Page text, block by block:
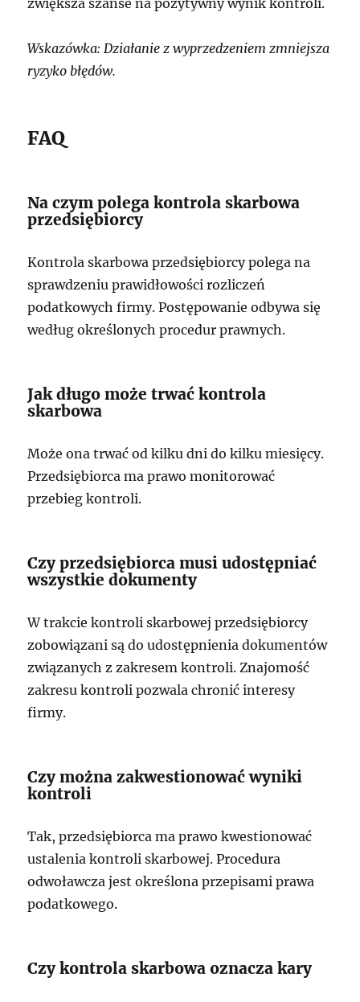
zwiększa szanse na pozytywny wynik kontroli.
Wskazówka: Działanie z wyprzedzeniem zmniejsza
ryzyko błędów.
FAQ
Na czym polega kontrola skarbowa
przedsiębiorcy
Kontrola skarbowa przedsiębiorcy polega na
sprawdzeniu prawidłowości rozliczeń
podatkowych firmy. Postępowanie odbywa się
według określonych procedur prawnych.
Jak długo może trwać kontrola
skarbowa
Może ona trwać od kilku dni do kilku miesięcy.
Przedsiębiorca ma prawo monitorować
przebieg kontroli.
Czy przedsiębiorca musi udostępniać
wszystkie dokumenty
W trakcie kontroli skarbowej przedsiębiorcy
zobowiązani są do udostępnienia dokumentów
związanych z zakresem kontroli. Znajomość
zakresu kontroli pozwala chronić interesy
firmy.
Czy można zakwestionować wyniki
kontroli
Tak, przedsiębiorca ma prawo kwestionować
ustalenia kontroli skarbowej. Procedura
odwoławcza jest określona przepisami prawa
podatkowego.
Czy kontrola skarbowa oznacza kary